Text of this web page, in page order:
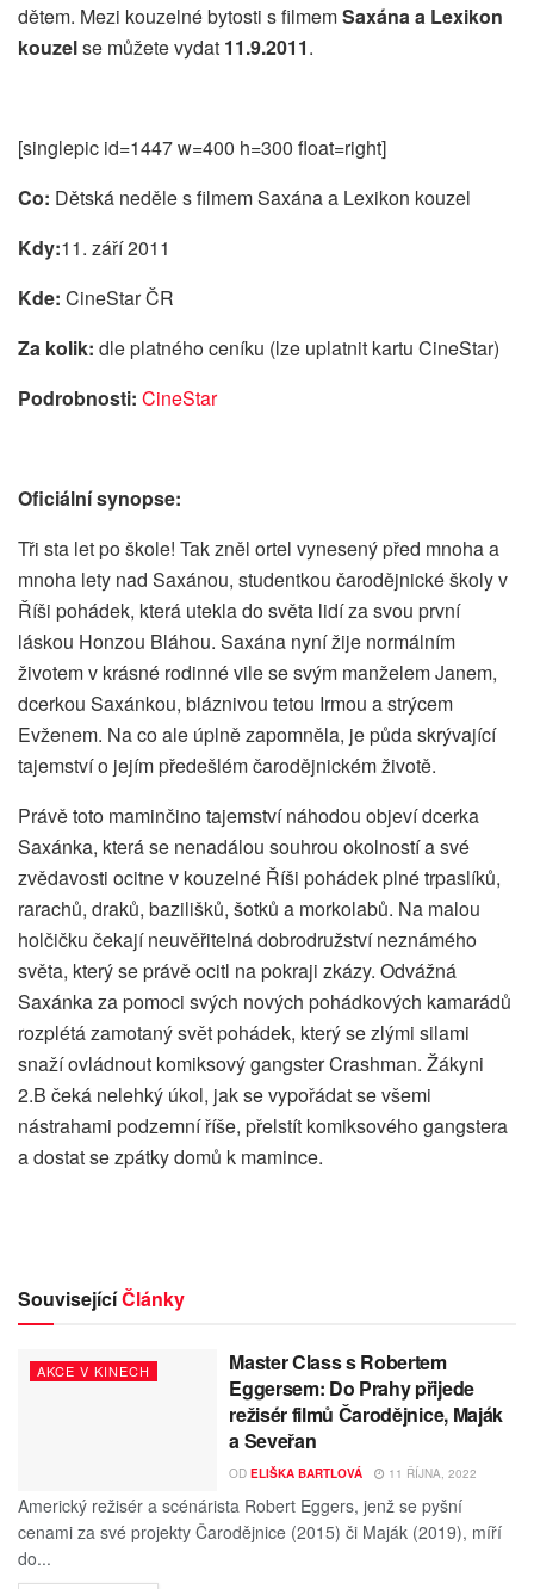
dětem. Mezi kouzelné bytosti s filmemSaxána a Lexikon
kouzelse můžete vydat 11.9.2011.
[singlepic id=1447 w=400 h=300 float=right]
Co: Dětská neděle s filmem Saxána a Lexikon kouzel
Kdy:11. září 2011
Kde: CineStar ČR
Za kolik: dle platného ceníku (lze uplatnit kartu CineStar)
Podrobnosti: CineStar
Oficiální synopse:
Tři sta let po škole! Tak zněl ortel vynesený před mnoha a
mnoha lety nad Saxánou, studentkou čarodějnické školy v
Říši pohádek, která utekla do světa lidí za svou první
láskou Honzou Bláhou. Saxána nyní žije normálním
životem v krásné rodinné vile se svým manželem Janem,
dcerkou Saxánkou, bláznivou tetou Irmou a strýcem
Evženem. Na co ale úplně zapomněla, je půda skrývající
tajemství o jejím předešlém čarodějnickém životě.
Právě toto maminčino tajemství náhodou objeví dcerka
Saxánka, která se nenadálou souhrou okolností a své
zvědavosti ocitne v kouzelné Říši pohádek plné trpaslíků,
rarachů, draků, bazilišků, šotků a morkolabů. Na malou
holčičku čekají neuvěřitelná dobrodružství neznámého
světa, který se právě ocitl na pokraji zkázy. Odvážná
Saxánka za pomoci svých nových pohádkových kamarádů
rozplétá zamotaný svět pohádek, který se zlými silami
snaží ovládnout komiksový gangster Crashman. Žákyni
2.B čeká nelehký úkol, jak se vypořádat se všemi
nástrahami podzemní říše, přelstít komiksového gangstera
a dostat se zpátky domů k mamince.
SouvisejícíČlánky
AKCE V KINECH
Master Class s Robertem
Eggersem: Do Prahy přijede
režisér filmů Čarodějnice, Maják
a Seveřan
OD ELIŠKA BARTLOVÁ 11 ŘÍJNA, 2022
Americký režisér a scénárista Robert Eggers, jenž se pyšní
cenami za své projekty Čarodějnice (2015) či Maják (2019), míří
do...